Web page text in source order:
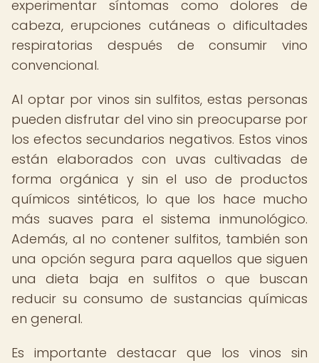
experimentar síntomas como dolores de
cabeza, erupciones cutáneas o dificultades
respiratorias después de consumir vino
convencional.
Al optar por vinos sin sulfitos, estas personas
pueden disfrutar del vino sin preocuparse por
los efectos secundarios negativos. Estos vinos
están elaborados con uvas cultivadas de
forma orgánica y sin el uso de productos
químicos sintéticos, lo que los hace mucho
más suaves para el sistema inmunológico.
Además, al no contener sulfitos, también son
una opción segura para aquellos que siguen
una dieta baja en sulfitos o que buscan
reducir su consumo de sustancias químicas
en general.
Es importante destacar que los vinos sin